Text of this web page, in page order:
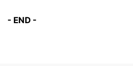
- END -